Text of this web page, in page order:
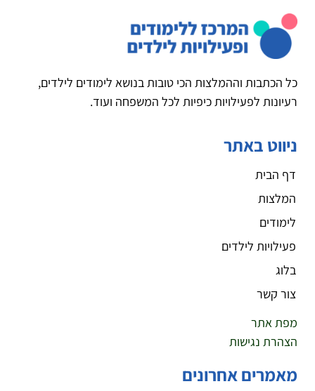
כל הכתבות וההמלצות הכי טובות בנושא לימודים לילדים,
רעיונות לפעילויות כיפיות לכל המשפחה ועוד.
ניווט באתר
דף הבית
המלצות
לימודים
פעילויות לילדים
בלוג
צור קשר
מפת אתר
הצהרת נגישות
מאמרים אחרונים